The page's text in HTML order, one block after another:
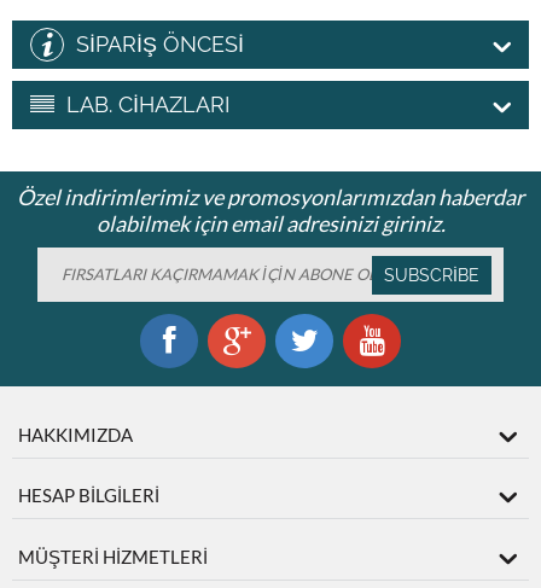
SİPARİŞ ÖNCESİ
LAB. CİHAZLARI
Özel indirimlerimiz ve promosyonlarımızdan haberdar
olabilmek için email adresinizi giriniz.
SUBSCRIBE
HAKKIMIZDA
HESAP BİLGİLERİ
MÜŞTERİ HİZMETLERİ